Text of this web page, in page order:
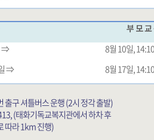
부 모 교
⇒
8월 10일,
⇒
8월 17일,
출구 셔틀버스 운행 (2시 정각 출발)
(태화기독교복지관에서 하차 후
따라 1km 진행)